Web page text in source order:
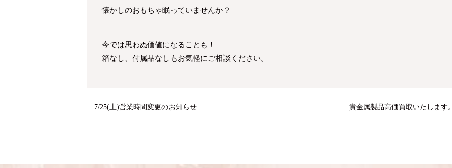
懐かしのおもちゃ眠っていませんか？
今では思わぬ価値になることも！
箱なし、付属品なしもお気軽にご相談ください。
7/25(土)営業時間変更のお知らせ 貴金属製品高価買取いたします